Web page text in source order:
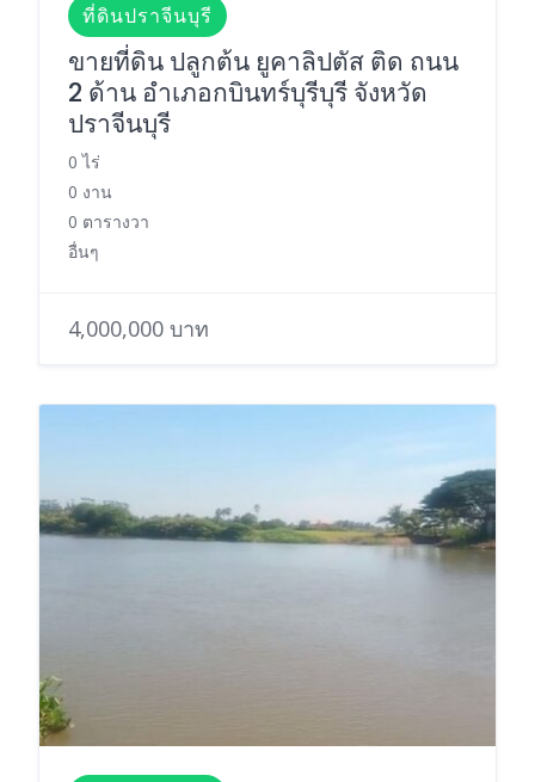
ที่ดินปราจีนบุรี
ขายที่ดิน ปลูกต้น ยูคาลิปตัส ติด ถนน
2 ด้าน อำเภอกบินทร์บุรีบุรี จังหวัด
ปราจีนบุรี
0 ไร่
0 งาน
0 ตารางวา
อื่นๆ
4,000,000 บาท